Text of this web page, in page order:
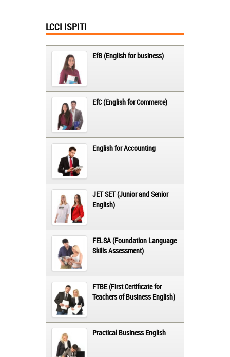
LCCI ISPITI
EfB (English for business)
EfC (English for Commerce)
English for Accounting
JET SET (Junior and Senior
English)
FELSA (Foundation Language
Skills Assessment)
FTBE (First Certificate for
Teachers of Business English)
Practical Business English